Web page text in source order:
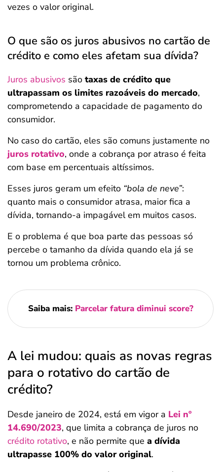
vezes o valor original.
O que são os juros abusivos no cartão de
crédito e como eles afetam sua dívida?
Juros abusivos são taxas de crédito que
ultrapassam os limites razoáveis do mercado,
comprometendo a capacidade de pagamento do
consumidor.
No caso do cartão, eles são comuns justamente no
juros rotativo, onde a cobrança por atraso é feita
com base em percentuais altíssimos.
Esses juros geram um efeito “bola de neve”:
quanto mais o consumidor atrasa, maior fica a
dívida, tornando-a impagável em muitos casos.
E o problema é que boa parte das pessoas só
percebe o tamanho da dívida quando ela já se
tornou um problema crônico.
Saiba mais: Parcelar fatura diminui score?
A lei mudou: quais as novas regras
para o rotativo do cartão de
crédito?
Desde janeiro de 2024, está em vigor a Lei nº
14.690/2023, que limita a cobrança de juros no
crédito rotativo, e não permite que a dívida
ultrapasse 100% do valor original.